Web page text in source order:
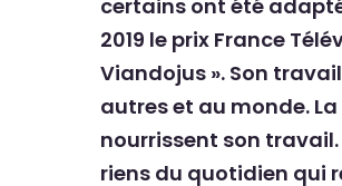
certains ont été
2019 le prix France
Viandojus ». Son
autreset au monde.
nourrissent son
riens du quotidien qui